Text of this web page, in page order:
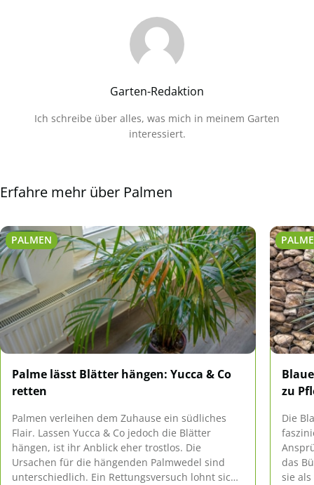
Garten-Redaktion
Ich schreibe über alles, was mich in meinem Garten
interessiert.
Erfahre mehr über Palmen
PALMEN
Palme lässt Blätter hängen: Yucca & Co
retten
Palmen verleihen dem Zuhause ein südliches
Flair. Lassen Yucca & Co jedoch die Blätter
hängen, ist ihr Anblick eher trostlos. Die
Ursachen für die hängenden Palmwedel sind
unterschiedlich. Ein Rettungsversuch lohnt sich
zu
Die
das
sie